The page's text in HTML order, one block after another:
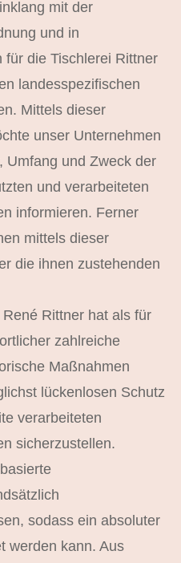
mit der
und in
für die Tischlerei Rittner
landesspezifischen
Mittels dieser
unser Unternehmen
Umfang und Zweck der
und verarbeiteten
informieren. Ferner
mittels dieser
die ihnen zustehenden
Rittner hat als für
zahlreiche
Maßnahmen
lückenlosen Schutz
verarbeiteten
sicherzustellen.
sodass ein absoluter
werden kann. Aus